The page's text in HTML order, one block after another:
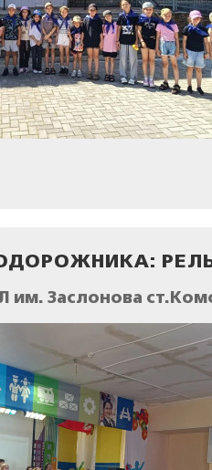
им. Заслонова